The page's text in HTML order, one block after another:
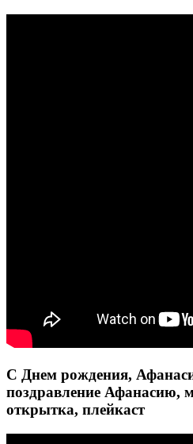
С Днем рождения,
поздравление Афанасию,
открытка, плейкаст